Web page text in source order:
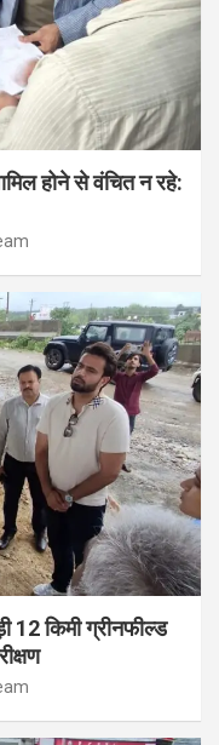
होने से वंचित न रहे:
12 किमी ग्रीनफील्ड